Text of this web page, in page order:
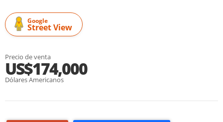
Google
Street View
Precio de venta
US$174,000
Dólares Americanos